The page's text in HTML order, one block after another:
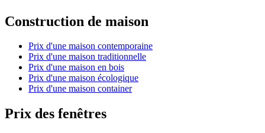
Construction de maison
Prix d'une maison contemporaine
Prix d'une maison traditionnelle
Prix d'une maison en bois
Prix d'une maison écologique
Prix d'une maison container
Prix des fenêtres